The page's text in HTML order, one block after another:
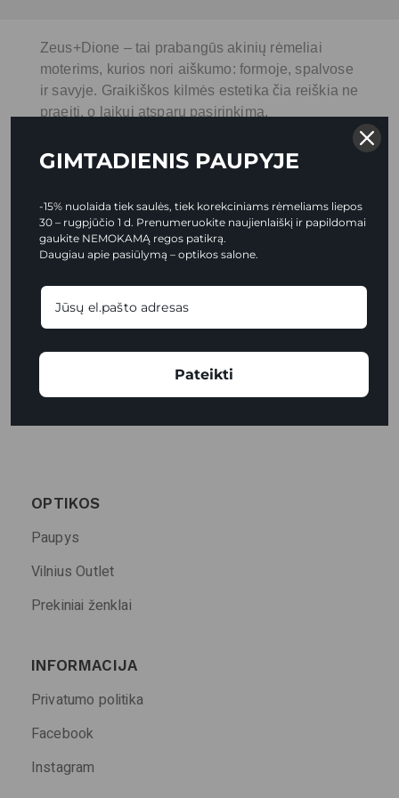
Zeus+Dione – tai prabangūs akinių rėmeliai
moterims, kurios nori aiškumo: formoje, spalvose
ir savyje. Graikiškos kilmės estetika čia reiškia ne
praeitį, o laikui atsparų pasirinkimą.
OPTIKOS
Paupys
Vilnius Outlet
Prekiniai ženklai
INFORMACIJA
Privatumo politika
Facebook
Instagram
GIMTADIENIS PAUPYJE
-15% nuolaida tiek saulės, tiek korekciniams rėmeliams liepos
30 – rugpjūčio 1 d. Prenumeruokite naujienlaiškį ir papildomai
gaukite NEMOKAMĄ regos patikrą.
Daugiau apie pasiūlymą – optikos salone.
Pateikti